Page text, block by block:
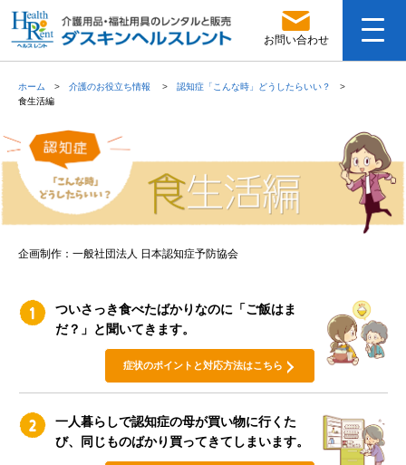
お問い合わせ
ホーム 介護のお役立ち情報
認知症「こんな時」どうしたらいい？
食生活編
企画制作：一般社団法人 日本認知症予防協会
ついさっき食べたばかりなのに「ご飯はま
だ？」と聞いてきます。
症状のポイントと対応方法はこちら
一人暮らしで認知症の母が買い物に行くた
び、同じものばかり買ってきてしまいます。